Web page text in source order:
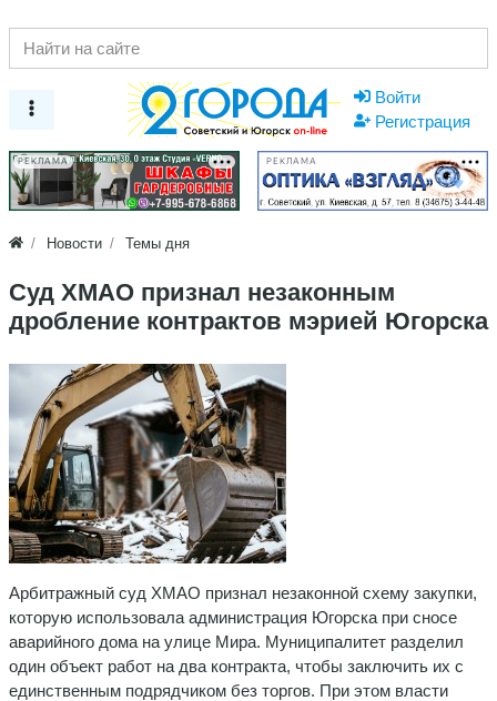
Войти
Регистрация
РЕКЛАМА РЕКЛАМА
Новости Темы дня
Суд ХМАО признал незаконным
дробление контрактов мэрией Югорска
Арбитражный суд ХМАО признал незаконной схему закупки,
которую использовала администрация Югорска при сносе
аварийного дома на улице Мира. Муниципалитет разделил
один объект работ на два контракта, чтобы заключить их с
единственным подрядчиком без торгов. При этом власти